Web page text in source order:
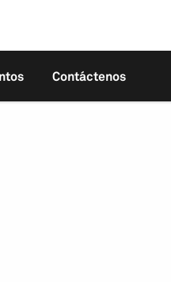
Contáctenos